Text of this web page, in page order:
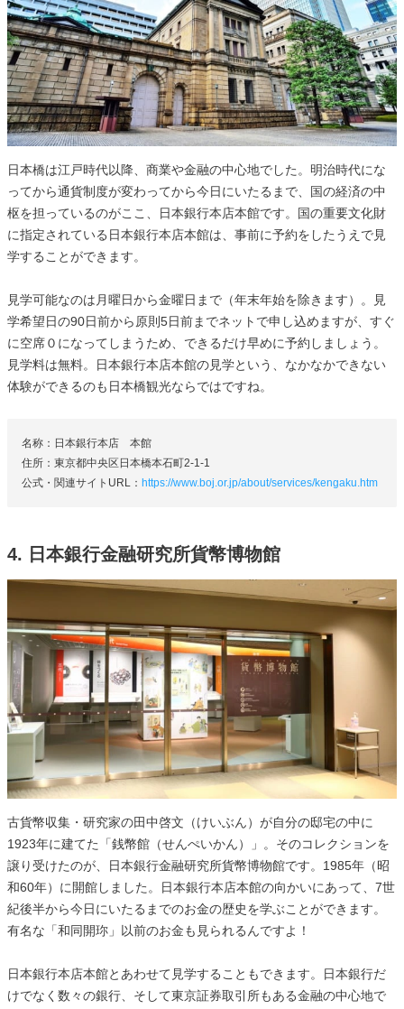
日本橋は江戸時代以降、商業や金融の中心地でした。明治時代にな
ってから通貨制度が変わってから今日にいたるまで、国の経済の中
枢を担っているのがここ、日本銀行本店本館です。国の重要文化財
に指定されている日本銀行本店本館は、事前に予約をしたうえで見
学することができます。
見学可能なのは月曜日から金曜日まで（年末年始を除きます）。見
学希望日の90日前から原則5日前までネットで申し込めますが、すぐ
に空席０になってしまうため、できるだけ早めに予約しましょう。
見学料は無料。日本銀行本店本館の見学という、なかなかできない
体験ができるのも日本橋観光ならではですね。
名称：日本銀行本店 本館
住所：東京都中央区日本橋本石町2-1-1
公式・関連サイトURL： https://www.boj.or.jp/about/services/kengaku.htm
4. 日本銀行金融研究所貨幣博物館
古貨幣収集・研究家の田中啓文（けいぶん）が自分の邸宅の中に
1923年に建てた「銭幣館（せんぺいかん）」。そのコレクションを
譲り受けたのが、日本銀行金融研究所貨幣博物館です。1985年（昭
和60年）に開館しました。日本銀行本店本館の向かいにあって、7世
紀後半から今日にいたるまでのお金の歴史を学ぶことができます。
有名な「和同開珎」以前のお金も見られるんですよ！
日本銀行本店本館とあわせて見学することもできます。日本銀行だ
けでなく数々の銀行、そして東京証券取引所もある金融の中心地で